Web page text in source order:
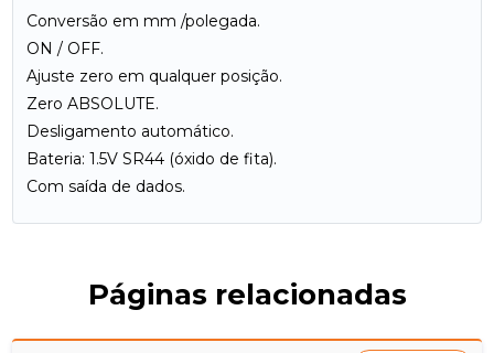
Conversão em mm /polegada.
ON / OFF.
Ajuste zero em qualquer posição.
Zero ABSOLUTE.
Desligamento automático.
Bateria: 1.5V SR44 (óxido de fita).
Com saída de dados.
Páginas relacionadas